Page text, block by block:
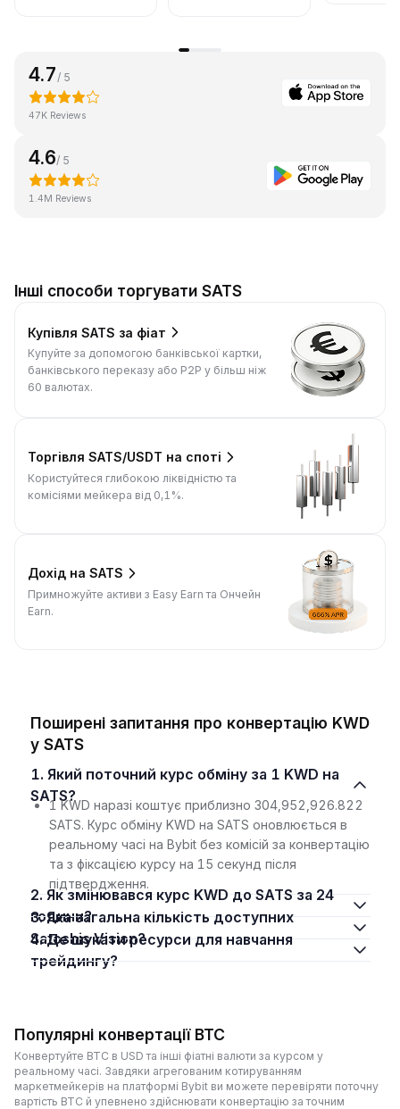
4.7 / 5
47K Reviews
4.6/ 5
1.4M Reviews
Інші способи торгувати SATS
Купівля SATS за фіат
Купуйте за допомогою банківської картки,
банківського переказу або P2P у більш ніж
60 валютах.
Торгівля SATS/USDT на споті
Користуйтеся глибокою ліквідністю та
комісіями мейкера від 0,1%.
Дохід на SATS
Примножуйте активи з Easy Earn та Ончейн
Earn.
Поширені запитання про конвертацію KWD
у SATS
1. Який поточний курс обміну за 1 KWD на
SATS?
1 KWD наразі коштує приблизно 304,952,926.822
SATS. Курс обміну KWD на SATS оновлюється в
реальному часі на Bybit без комісій за конвертацію
та з фіксацією курсу на 15 секунд після
підтвердження.
2. Як змінювався курс KWD до SATS за 24
години?
3. Яка загальна кількість доступних
Satoshis Vision?
4. Де шукати ресурси для навчання
трейдингу?
Популярні конвертації BTC
Конвертуйте BTC в USD та інші фіатні валюти за курсом у
реальному часі. Завдяки агрегованим котируванням
маркетмейкерів на платформі Bybit ви можете перевіряти поточну
вартість BTC й упевнено здійснювати конвертацію за точним